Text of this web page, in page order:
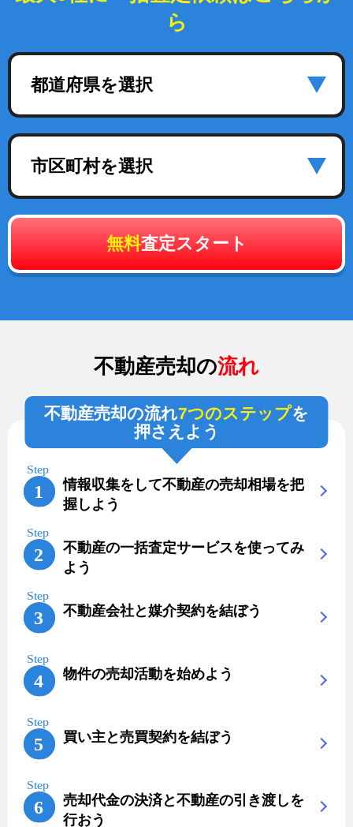
ら
都道府県を選択
市区町村を選択
無料査定スタート
不動産売却の流れ
不動産売却の流れ7つのステップを
押さえよう
情報収集をして不動産の売却相場を把
握しよう
不動産の一括査定サービスを使ってみ
よう
不動産会社と媒介契約を結ぼう
物件の売却活動を始めよう
買い主と売買契約を結ぼう
売却代金の決済と不動産の引き渡しを
行おう